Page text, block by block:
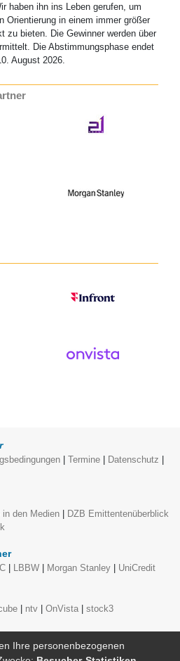
haben ihn ins Leben gerufen, um
Orientierung in einem immer größer
zu bieten. Die Gewinner werden über
Die Abstimmungsphase endet
August 2026.
Termine Datenschutz
in den Medien
DZB Emittentenüberblick
LBBW Morgan Stanley UniCredit
ntv OnVista stock3
Ihre personenbezogenen